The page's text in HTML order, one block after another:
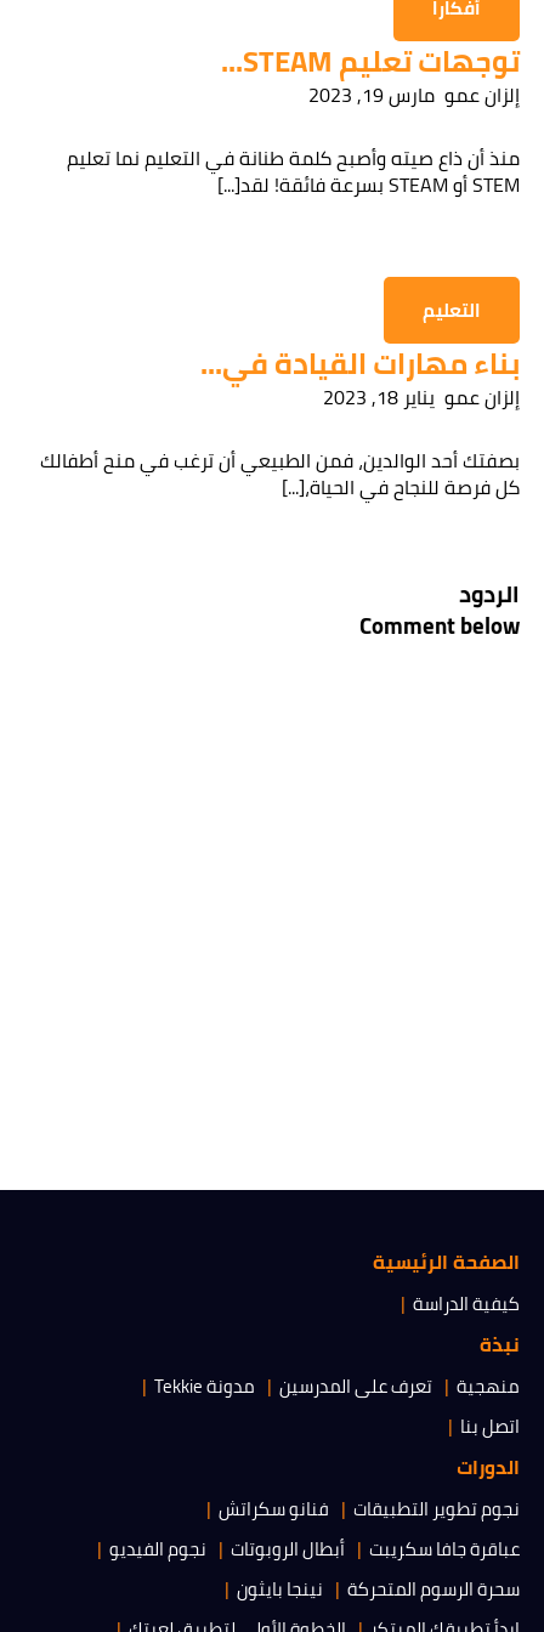
أفكارا
توجهات تعليم STEAM...
إلزان عمو مارس 19, 2023
منذ أن ذاع صيته وأصبح كلمة طنانة في التعليم نما تعليم
STEM أو STEAM بسرعة فائقة! لقد[...]
التعليم
بناء مهارات القيادة في...
إلزان عمو يناير 18, 2023
بصفتك أحد الوالدين، فمن الطبيعي أن ترغب في منح أطفالك
كل فرصة للنجاح في الحياة،[...]
الردود
Comment below
الصفحة الرئيسية
كيفية الدراسة
نبذة
منهجية تعرف على المدرسين
مدونة Tekkie
اتصل بنا
الدورات
نجوم تطوير التطبيقات
فنانو سكراتش
عباقرة جافا سكريبت
أبطال الروبوتات
نجوم الفيديو
سحرة الرسوم المتحركة
نينجا بايثون
الحصول على المعلومات